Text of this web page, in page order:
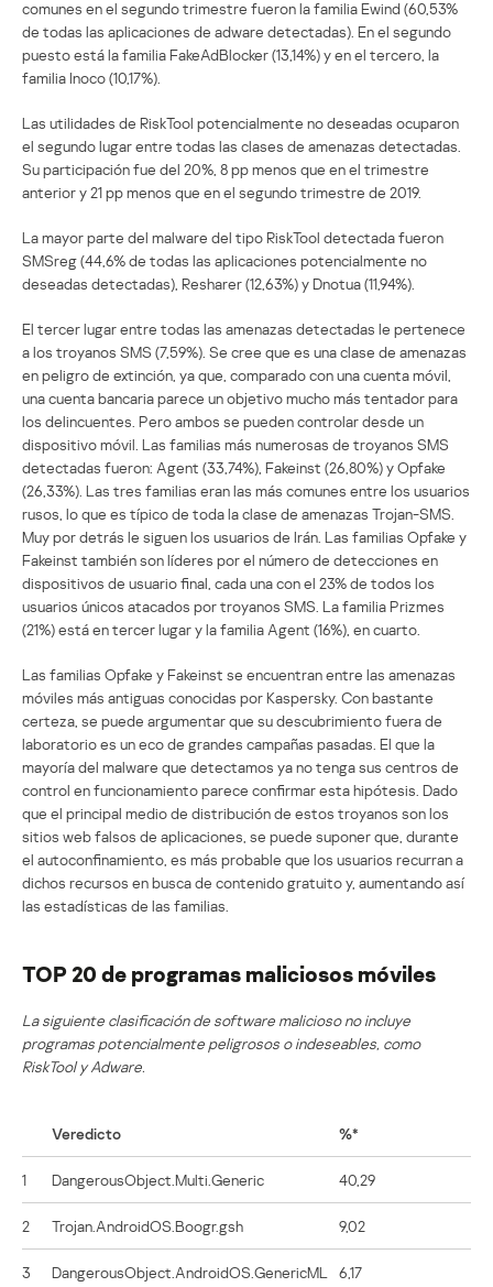
comunes en el segundo trimestre fueron la familia Ewind (60,53%
de todas las aplicaciones de adware detectadas). En el segundo
puesto está la familia FakeAdBlocker (13,14%) y en el tercero, la
familia Inoco (10,17%).
Las utilidades de RiskTool potencialmente no deseadas ocuparon
el segundo lugar entre todas las clases de amenazas detectadas.
Su participación fue del 20%, 8 pp menos que en el trimestre
anterior y 21 pp menos que en el segundo trimestre de 2019.
La mayor parte del malware del tipo RiskTool detectada fueron
SMSreg (44,6% de todas las aplicaciones potencialmente no
deseadas detectadas), Resharer (12,63%) y Dnotua (11,94%).
El tercer lugar entre todas las amenazas detectadas le pertenece
a los troyanos SMS (7,59%). Se cree que es una clase de amenazas
en peligro de extinción, ya que, comparado con una cuenta móvil,
una cuenta bancaria parece un objetivo mucho más tentador para
los delincuentes. Pero ambos se pueden controlar desde un
dispositivo móvil. Las familias más numerosas de troyanos SMS
detectadas fueron: Agent (33,74%), Fakeinst (26,80%) y Opfake
(26,33%). Las tres familias eran las más comunes entre los usuarios
rusos, lo que es típico de toda la clase de amenazas Trojan-SMS.
Muy por detrás le siguen los usuarios de Irán. Las familias Opfake y
Fakeinst también son líderes por el número de detecciones en
dispositivos de usuario final, cada una con el 23% de todos los
usuarios únicos atacados por troyanos SMS. La familia Prizmes
(21%) está en tercer lugar y la familia Agent (16%), en cuarto.
Las familias Opfake y Fakeinst se encuentran entre las amenazas
móviles más antiguas conocidas por Kaspersky. Con bastante
certeza, se puede argumentar que su descubrimiento fuera de
laboratorio es un eco de grandes campañas pasadas. El que la
mayoría del malware que detectamos ya no tenga sus centros de
control en funcionamiento parece confirmar esta hipótesis. Dado
que el principal medio de distribución de estos troyanos son los
sitios web falsos de aplicaciones, se puede suponer que, durante
el autoconfinamiento, es más probable que los usuarios recurran a
dichos recursos en busca de contenido gratuito y, aumentando así
las estadísticas de las familias.
TOP 20 de programas maliciosos móviles
La siguiente clasificación de software malicioso no incluye
programas potencialmente peligrosos o indeseables, como
RiskTool y Adware.
Veredicto %*
1 DangerousObject.Multi.Generic 40,29
2 Trojan.AndroidOS.Boogr.gsh 9,02
3 DangerousObject.AndroidOS.GenericML 6,17